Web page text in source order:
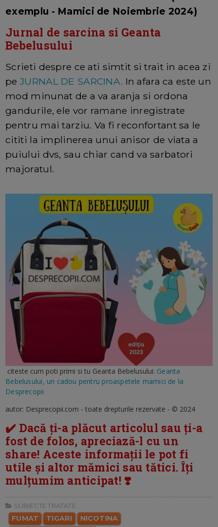
exemplu - Mamici de Noiembrie 2024)
Jurnal de sarcina si Geanta
Bebelusului
Scrieti despre ce ati simtit si trait in acea zi
peJURNAL DE SARCINA. In afara ca este un
mod minunat de a va aranja si ordona
gandurile, ele vor ramane inregistrate
pentru mai tarziu. Va fi reconfortant sa le
cititi la implinerea unui anisor de viata a
puiului dvs, sau chiar cand va sarbatori
majoratul.
citeste cum poti primi si tu Geanta Bebelusului: Geanta
Bebelusului, un cadou pentru proaspetele mamici de la
Desprecopii
autor: Desprecopii.com - toate drepturile rezervate - © 2024
✔️ Dacă ți-a plăcut articolul sau ți-a
fost de folos, apreciază-l cu un
share! Aceste informații le pot fi
utile și altor mămici sau tătici. Îți
mulțumim anticipat! ❣️
SUBIECTE TRATATE:
FUMAT TIGARI
NICOTINA